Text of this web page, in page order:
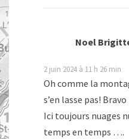
Noel
2 juin 2024 à 11 h 26 min
Oh comme la
s’en lasse pas!
Ici toujours nuages
temps en temps ….